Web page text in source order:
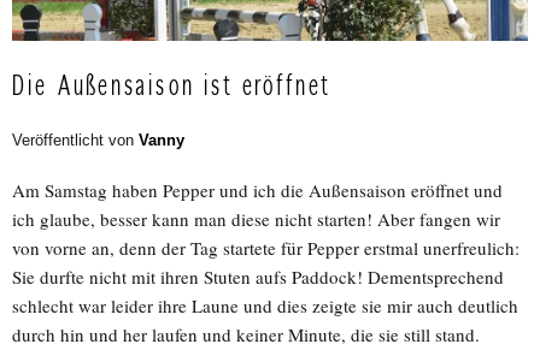
Die Außensaison ist eröffnet
Veröffentlicht von Vanny
Am Samstag haben Pepper und ich die Außensaison eröffnet und
ich glaube, besser kann man diese nicht starten! Aber fangen wir
von vorne an, denn der Tag startete für Pepper erstmal unerfreulich:
Sie durfte nicht mit ihren Stuten aufs Paddock! Dementsprechend
schlecht war leider ihre Laune und dies zeigte sie mir auch deutlich
durch hin und her laufen und keiner Minute, die sie still stand.